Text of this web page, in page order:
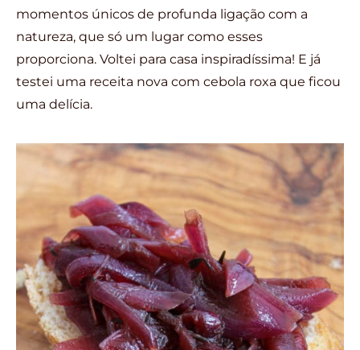
momentos únicos de profunda ligação com a
natureza, que só um lugar como esses
proporciona. Voltei para casa inspiradíssima! E já
testei uma receita nova com cebola roxa que ficou
uma delícia.